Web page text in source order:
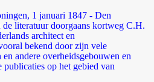
1 januari 1847 - Den
literatuur doorgaans kortweg C.H.
architect en
bekend door zijn vele
andere overheidsgebouwen en
publicaties op het gebied van